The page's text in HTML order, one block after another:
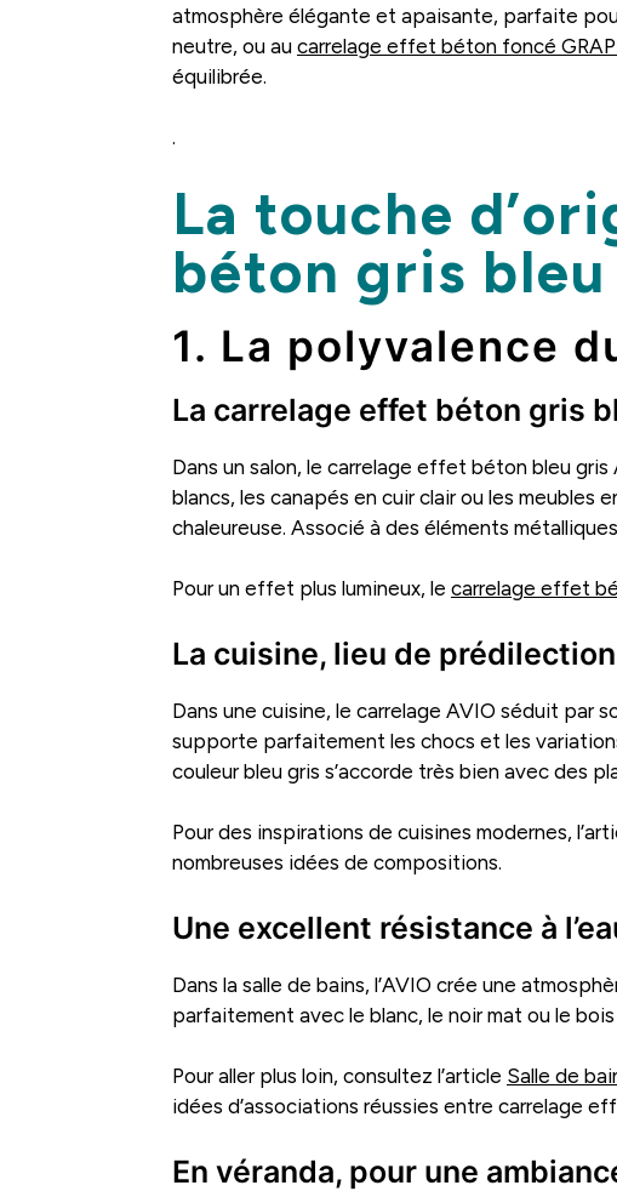
atmosphère élégante et apaisante, parfaite
neutre, ou au carrelage effet béton foncé
équilibrée.
.
La touche
béton gris
1. La polyvalence
La carrelage effet béton gris
Dans un salon, le carrelage effet béton bleu gris
blancs, les canapés en cuir clair ou les
chaleureuse. Associé à des éléments
Pour un effet plus lumineux, le carrelage effet
La cuisine, lieu de
Dans une cuisine, le carrelage AVIO séduit par
supporte parfaitement les chocs et les
couleur bleu gris s’accorde très bien avec des
Pour des inspirations de cuisines modernes,
nombreuses idées de compositions.
Une excellent résistance à
Dans la salle de bains, l’AVIO crée une
parfaitement avec le blanc, le noir mat ou le
Pour aller plus loin, consultez l’article Salle de
idées d’associations réussies entre carrelage
En véranda, pour une